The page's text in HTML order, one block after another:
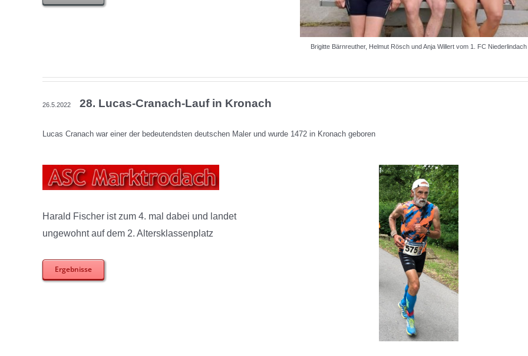
Brigitte Bärnreuther, Helmut Rösch und Anja Willert vom 1. FC Niederlindach
26.5.202228. Lucas-Cranach-Lauf in Kronach
Lucas Cranach war einer der bedeutendsten deutschen Maler und wurde 1472 in Kronach geboren
Harald Fischer ist zum 4. mal dabei und landet
ungewohnt auf dem 2. Altersklassenplatz
Ergebnisse